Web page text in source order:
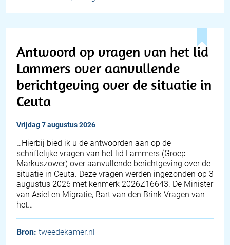
Antwoord op vragen van het lid
Lammers over aanvullende
berichtgeving over de situatie in
Ceuta
vrijdag 7 augustus 2026
… Hierbij bied ik u de antwoorden aan op de
schriftelijke vragen van het lid Lammers (Groep
Markuszower) over aanvullende berichtgeving over de
situatie in Ceuta. Deze vragen werden ingezonden op 3
augustus 2026 met kenmerk 2026Z16643. De Minister
van Asiel en Migratie, Bart van den Brink Vragen van
het…
Bron: tweedekamer.nl